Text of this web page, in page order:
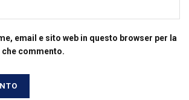
email e sito web in questo browser per la
commento.